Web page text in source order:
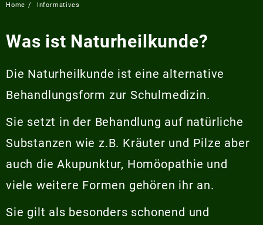
Home Informatives
Was ist Naturheilkunde?
Die Naturheilkunde ist eine alternative
Behandlungsform zur Schulmedizin.
Sie setzt in der Behandlung auf natürliche
Substanzen wie z.B. Kräuter und Pilze aber
auch die Akupunktur, Homöopathie und
viele weitere Formen gehören ihr an.
Sie gilt als besonders schonend und